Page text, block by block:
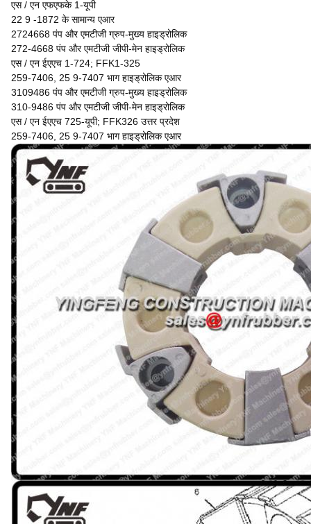
एस / एन एफएफके 1-यूपी
22 9 -1872 के सामान्य एआर
2724668 पंप और एमटीजी ग्रुप-मुख्य हाइड्रोलिक
272-4668 पंप और एमटीजी जीपी-मेन हाइड्रोलिक
एस / एन ईएएच 1-724; FFK1-325
259-7406, 25 9-7407 भाग हाइड्रोलिक एआर
3109486 पंप और एमटीजी ग्रुप-मुख्य हाइड्रोलिक
310-9486 पंप और एमटीजी जीपी-मेन हाइड्रोलिक
एस / एन ईएएच 725-यूपी; FFK326 उत्तर प्रदेश
259-7406, 25 9-7407 भाग हाइड्रोलिक एआर